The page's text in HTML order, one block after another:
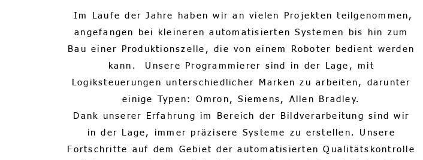
Im Laufe der Jahre haben wir an vielen Projekten teilgenommen,
angefangen bei kleineren automatisierten Systemen bis hin zum
Bau einer Produktionszelle, die von einem Roboter bedient werden
kann. Unsere Programmierer sind in der Lage, mit
Logiksteuerungen unterschiedlicher Marken zu arbeiten, darunter
einige Typen: Omron, Siemens, Allen Bradley.
Dank unserer Erfahrung im Bereich der Bildverarbeitung sind wir
in der Lage, immer präzisere Systeme zu erstellen. Unsere
Fortschritte auf dem Gebiet der automatisierten Qualitätskontrolle